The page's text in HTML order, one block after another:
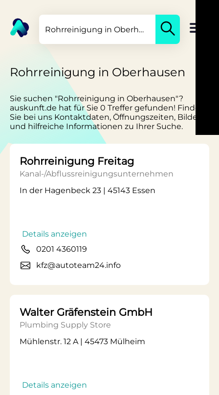
Rohrreinigung in Oberhausen
Sie suchen "Rohrreinigung in Oberhausen"?
auskunft.de hat für Sie 0 Treffer gefunden! Finden
Sie bei uns Kontaktdaten, Öffnungszeiten, Bilder
und hilfreiche Informationen zu Ihrer Suche.
Rohrreinigung Freitag
Kanal-/Abflussreinigungsunternehmen
In der Hagenbeck 23 | 45143 Essen
Details anzeigen
0201 4360119
kfz@autoteam24.info
Walter Gräfenstein GmbH
Plumbing Supply Store
Mühlenstr. 12 A | 45473 Mülheim
Details anzeigen